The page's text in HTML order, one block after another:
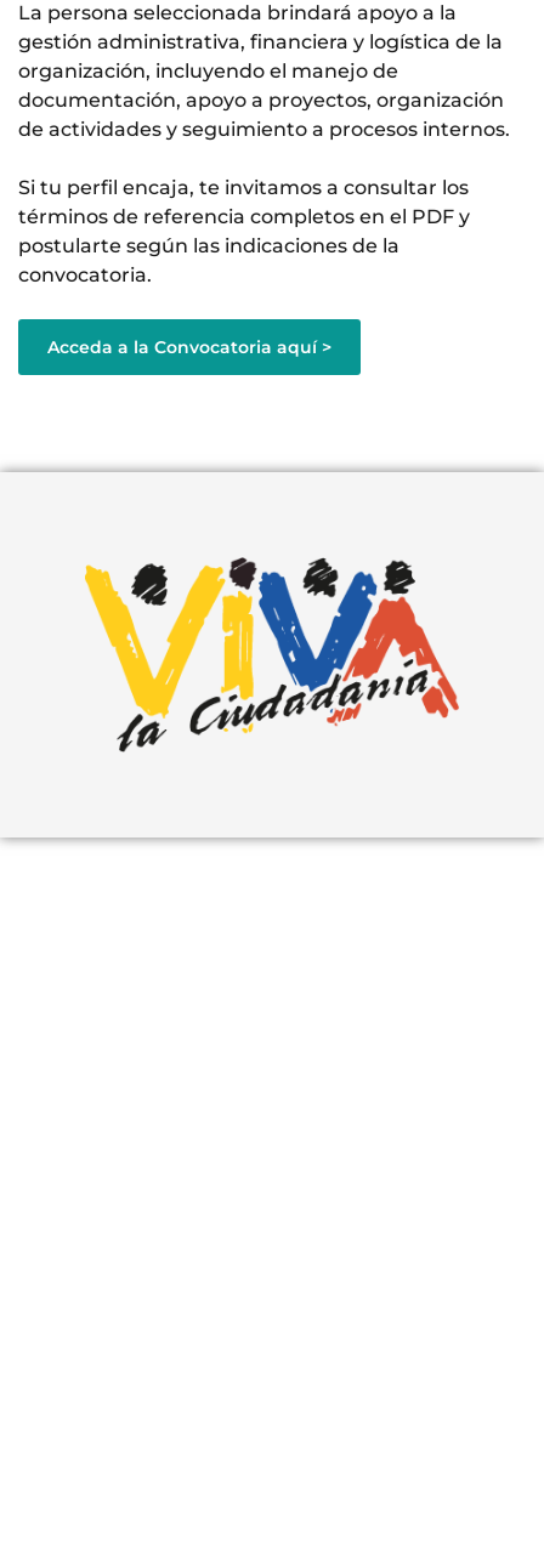
La persona seleccionada brindará apoyo a la
gestión administrativa, financiera y logística de la
organización, incluyendo el manejo de
documentación, apoyo a proyectos, organización
de actividades y seguimiento a procesos internos.
Si tu perfil encaja, te invitamos a consultar los
términos de referencia completos en el PDF y
postularte según las indicaciones de la
convocatoria.
Acceda a la Convocatoria aquí >